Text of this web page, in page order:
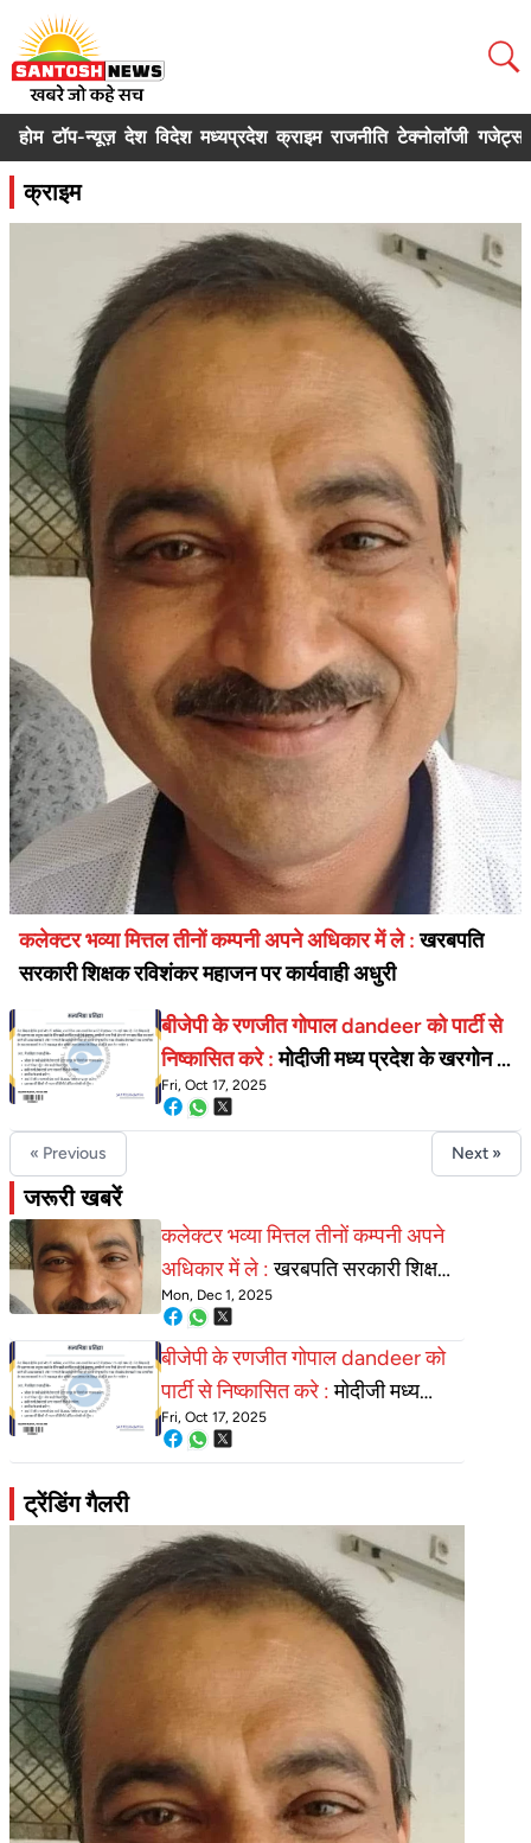
होम टॉप-न्यूज़ देश विदेश मध्यप्रदेश क्राइम राजनीति टेक्नोलॉजी गजेट्स
क्राइम
कलेक्टर भव्या मित्तल तीनों कम्पनी अपने अधिकार में ले :खरबपति
सरकारी शिक्षक रविशंकर महाजन पर कार्यवाही अधुरी
बीजेपी के रणजीत गोपाल dandeer को पार्टी से
निष्कासित करे :मोदीजी मध्य प्रदेश के खरगोन के
एक लाख गरीबो की शिकायत पर कार्रवाई क्यू नहीं
?
Fri, Oct 17, 2025
« Previous Next »
जरूरी खबरें
कलेक्टर भव्या मित्तल तीनों कम्पनी अपने
अधिकार में ले :खरबपति सरकारी शिक्षक
रविशंकर महाजन पर कार्यवाही अधुरी
Mon, Dec 1, 2025
बीजेपी के रणजीत गोपाल dandeer को
पार्टी से निष्कासित करे :मोदीजी मध्य
प्रदेश के खरगोन के एक लाख गरीबो की
शिकायत पर कार्रवाई क्यू नहीं ?
Fri, Oct 17, 2025
ट्रेंडिंग गैलरी